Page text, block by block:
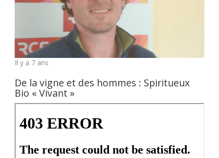
Il y a 7 ans
De la vigne et des hommes : Spiritueux
Bio « Vivant »